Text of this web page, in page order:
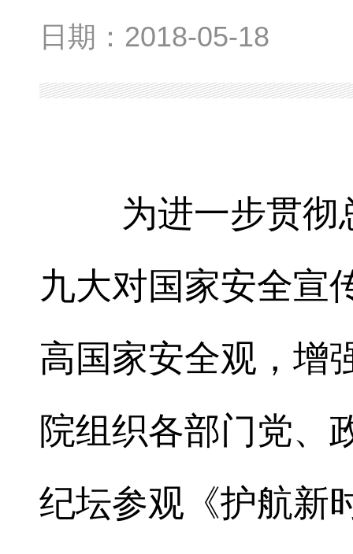
日期： 2018-05-18
为进一步贯彻总
九大对国家安全宣
高国家安全观，增
院组织各部门党、
纪坛参观《护航新